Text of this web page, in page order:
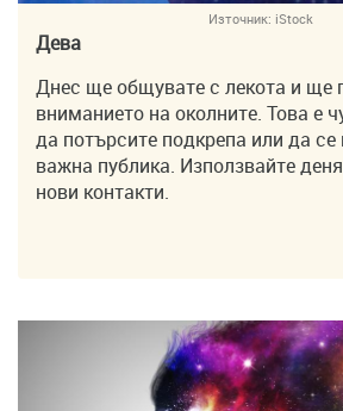
Източник: iStock
Дева
Днес ще общувате с лекота и ще
вниманието на околните. Това е
да потърсите подкрепа или да се
важна публика. Използвайте
нови контакти.